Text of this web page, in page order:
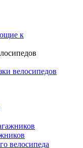
к
велосипедов
велосипеда